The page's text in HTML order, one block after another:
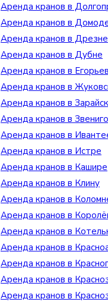
Аренда кранов в
Аренда кранов в
Аренда кранов в Дрезне
Аренда кранов в Дубне
Аренда кранов в
Аренда кранов в
Аренда кранов в
Аренда кранов в
Аренда кранов в
Аренда кранов в Истре
Аренда кранов в Кашире
Аренда кранов в Клину
Аренда кранов в
Аренда кранов в
Аренда кранов в
Аренда кранов в
Аренда кранов в
Аренда кранов в
Аренда кранов в